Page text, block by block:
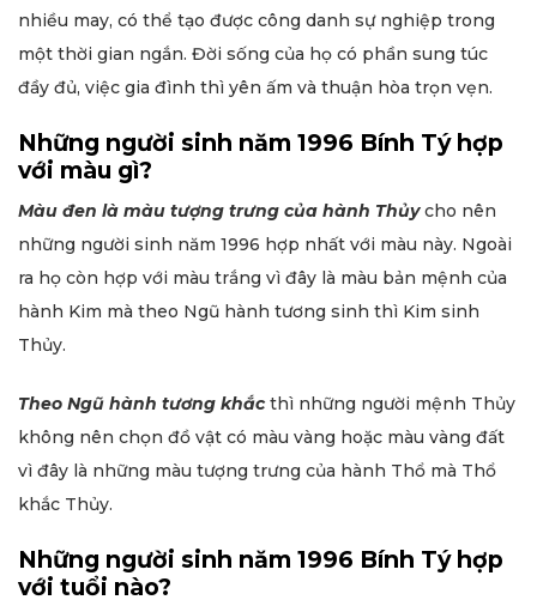
nhiều may, có thể tạo được công danh sự nghiệp trong
một thời gian ngắn. Đời sống của họ có phần sung túc
đầy đủ, việc gia đình thì yên ấm và thuận hòa trọn vẹn.
Những người sinh năm 1996 Bính Tý hợp
với màu gì?
Màu đen là màu tượng trưng của hành Thủycho nên
những người sinh năm 1996 hợp nhất với màu này. Ngoài
ra họ còn hợp với màu trắng vì đây là màu bản mệnh của
hành Kim mà theo Ngũ hành tương sinh thì Kim sinh
Thủy.
Theo Ngũ hành tương khắcthì những người mệnh Thủy
không nên chọn đồ vật có màu vàng hoặc màu vàng đất
vì đây là những màu tượng trưng của hành Thổ mà Thổ
khắc Thủy.
Những người sinh năm 1996 Bính Tý hợp
với tuổi nào?